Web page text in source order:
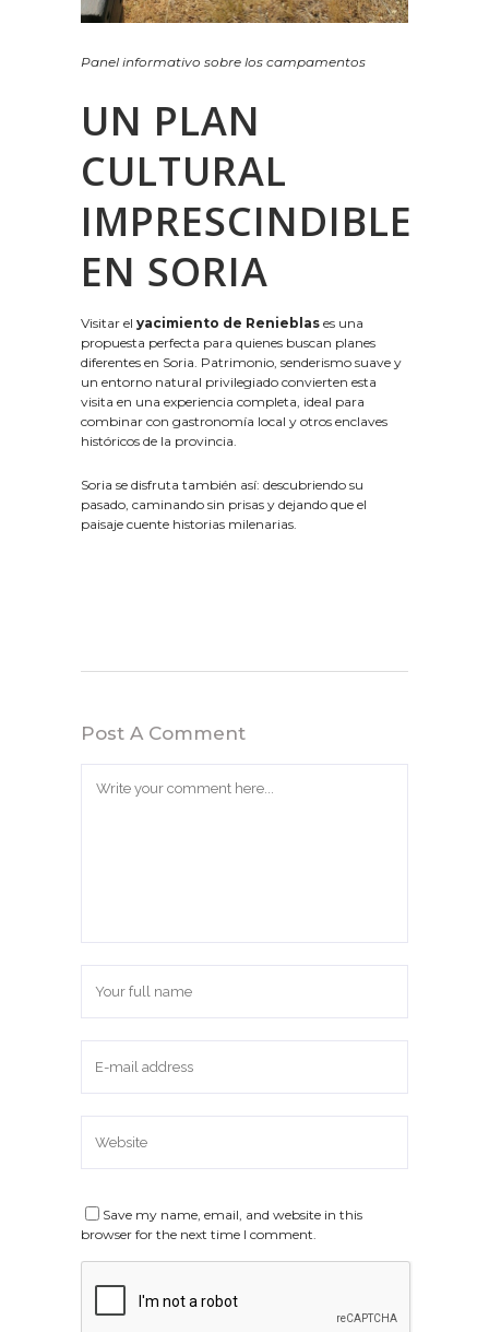
Panel informativo sobre los campamentos
UN PLAN
CULTURAL
IMPRESCINDIBLE
EN SORIA
Visitar el yacimiento de Renieblas es una
propuesta perfecta para quienes buscan planes
diferentes en Soria. Patrimonio, senderismo suave y
un entorno natural privilegiado convierten esta
visita en una experiencia completa, ideal para
combinar con gastronomía local y otros enclaves
históricos de la provincia.
Soria se disfruta también así: descubriendo su
pasado, caminando sin prisas y dejando que el
paisaje cuente historias milenarias.
Post A Comment
Save my name, email, and website in this
browser for the next time I comment.